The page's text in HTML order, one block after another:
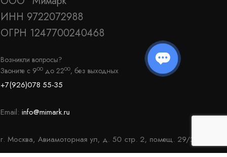
Гидрошпонка АКВАСТОП тип ДО-270/25-
6/25 ПВХ-П
Артикул: 30391
В наличии
1 469
пог.м.
ИНН 9722072988
ОГРН 1247700240468
Возникли вопросы?
Звоните с 900 до 2200, без выходных
+7(926)078 55-35
Email: info@mimark.ru
г. Москва, Авиамоторная ул, д. 50 стр. 2, помещ. 29/2